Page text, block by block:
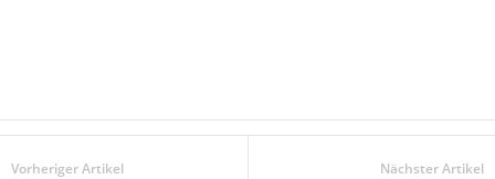
Vorheriger Artikel Nächster Artikel